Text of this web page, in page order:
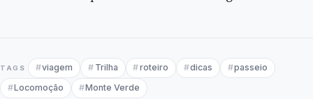
TAGS viagem Trilha roteiro dicas
passeio
Locomoção
Monte Verde